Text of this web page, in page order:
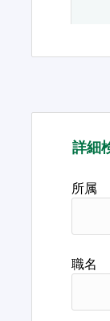
詳細
所属
職名